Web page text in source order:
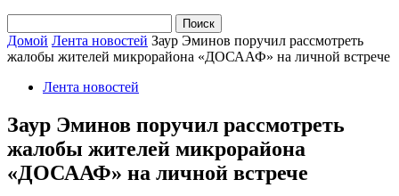
Домой Лента новостей Заур Эминов поручил рассмотреть
жалобы жителей микрорайона «ДОСААФ» на личной встрече
Лента новостей
Заур Эминов поручил рассмотреть
жалобы жителей микрорайона
«ДОСААФ» на личной встрече